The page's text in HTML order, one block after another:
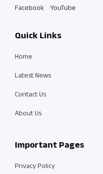
Facebook YouTube
Quick Links
Home
Latest News
Contact Us
About Us
Important Pages
Privacy Policy